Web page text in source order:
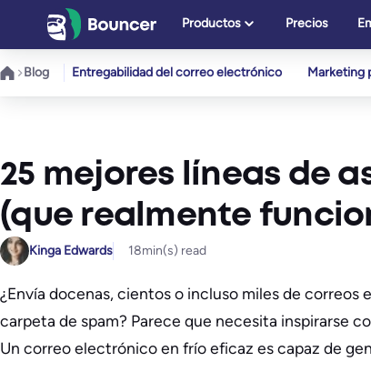
contenido
Productos Precios
Blog Entregabilidad del correo electrónico Marketing
25 mejores líneas de
(que realmente
Kinga Edwards 18min(s) read
¿Envía docenas, cientos o incluso miles de
carpeta de spam? Parece que necesita inspirarse
Un correo electrónico en frío eficaz es capaz de